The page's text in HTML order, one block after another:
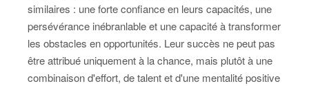
similaires : une forte confiance en leurs capacités, une
persévérance inébranlable et une capacité à transformer
les obstacles en opportunités. Leur succès ne peut pas
être attribué uniquement à la chance, mais plutôt à une
combinaison d'effort, de talent et d'une mentalité positive